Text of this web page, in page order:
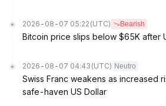
2026-08-07 05:22 (UTC) Bearish
Bitcoin price slips below $65K after
2026-08-07 04:43 (UTC) Neutro
Swiss Franc weakens as increased
safe-haven US Dollar